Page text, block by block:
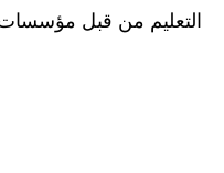
التعليم من قبل